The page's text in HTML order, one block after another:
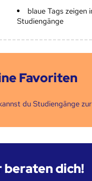
blaue Tags zeigen
Studiengänge
Favoriten
du Studiengänge
beraten dich!